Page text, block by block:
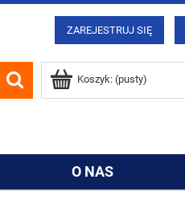
ZAREJESTRUJ SIĘ
Koszyk: (pusty)
O NAS